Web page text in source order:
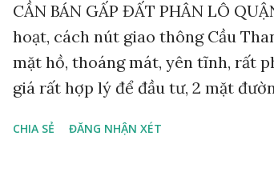
CẦN BÁN GẤP ĐẤT PHÂN LÔ
hoạt, cách nút giao thông Cầu
mặt hồ, thoáng mát, yên tĩnh, rất
giá rất hợp lý để đầu tư, 2 mặt
Tây Nam, diện tích mặt bằng
CHIA SẺ ĐĂNG NHẬN XÉT